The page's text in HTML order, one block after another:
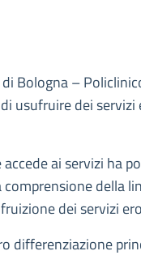
Bologna –
dei
ai servizi ha
della
dei servizi
differenziazione